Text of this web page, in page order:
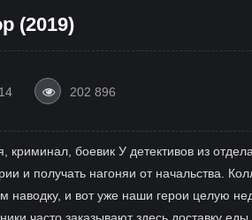
(2019)
202 896
боевик У детективов из
и получать нагоняи от начальства.
и вот уже наши герои целую
часто заказывают здесь доставку